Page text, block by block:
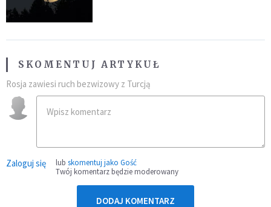
SKOMENTUJ ARTYKUŁ
Rosja zawiesi ruch bezwizowy z Turcją
Zaloguj się lub skomentuj jako Gość
Twój komentarz będzie moderowany
DODAJ KOMENTARZ